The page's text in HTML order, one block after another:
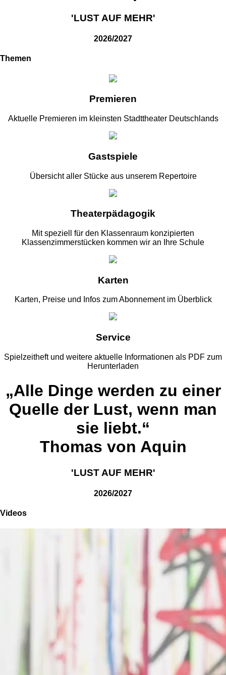
'LUST AUF MEHR'
2026/2027
Themen
Premieren
Aktuelle Premieren im kleinsten Stadttheater Deutschlands
Gastspiele
Übersicht aller Stücke aus unserem Repertoire
Theaterpädagogik
Mit speziell für den Klassenraum konzipierten
Klassenzimmerstücken kommen wir an Ihre Schule
Karten
Karten, Preise und Infos zum Abonnement im Überblick
Service
Spielzeitheft und weitere aktuelle Informationen als PDF zum
Herunterladen
„Alle Dinge werden zu einer
Quelle der Lust, wenn man
sie liebt.“
Thomas von Aquin
'LUST AUF MEHR'
2026/2027
Videos